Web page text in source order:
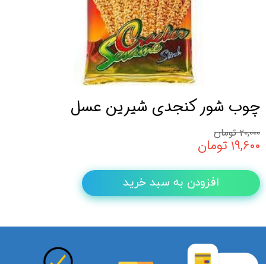
چوب شور کنجدی شیرین عسل
۲۰,۰۰۰ تومان
۱۹,۶۰۰ تومان
افزودن به سبد خرید